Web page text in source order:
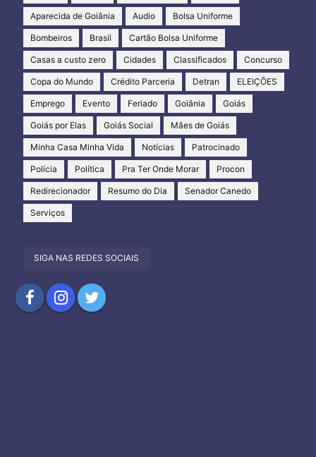
Aparecida de Goiânia Audio Bolsa Uniforme
Bombeiros Brasil Cartão Bolsa Uniforme
Casas a custo zero Cidades Classificados Concurso
Copa do Mundo Crédito Parceria Detran ELEIÇÕES
Emprego Evento Feriado Goiânia Goiás
Goiás por Elas Goiás Social Mães de Goiás
Minha Casa Minha Vida Notícias Patrocinado
Polícia Política Pra Ter Onde Morar Procon
Redirecionador Resumo do Dia Senador Canedo
Serviços
SIGA NAS REDES SOCIAIS